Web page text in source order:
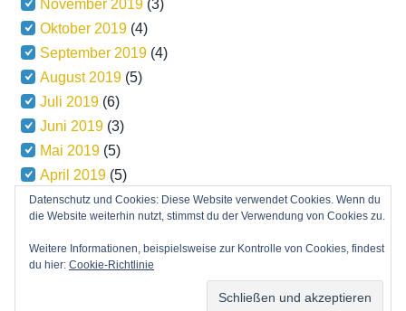
November 2019 (3)
Oktober 2019 (4)
September 2019 (4)
August 2019 (5)
Juli 2019 (6)
Juni 2019 (3)
Mai 2019 (5)
April 2019 (5)
März 2019(5)
Minn Lite Theme.
Datenschutz und Cookies: Diese Website verwendet Cookies. Wenn du
die Website weiterhin nutzt, stimmst du der Verwendung von Cookies zu.
Weitere Informationen, beispielsweise zur Kontrolle von Cookies, findest
du hier: Cookie-Richtlinie